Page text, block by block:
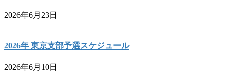
2026年6月23日
2026年 東京支部予選スケジュール
2026年6月10日